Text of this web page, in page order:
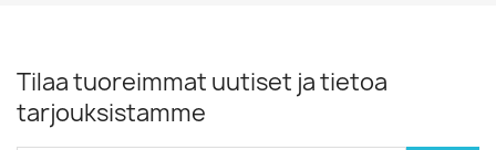
Tilaa tuoreimmat uutiset ja tietoa
tarjouksistamme